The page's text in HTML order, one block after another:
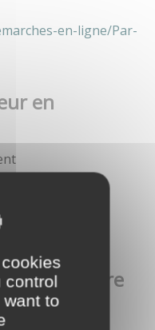
control
to
en-ligne/Par-
en